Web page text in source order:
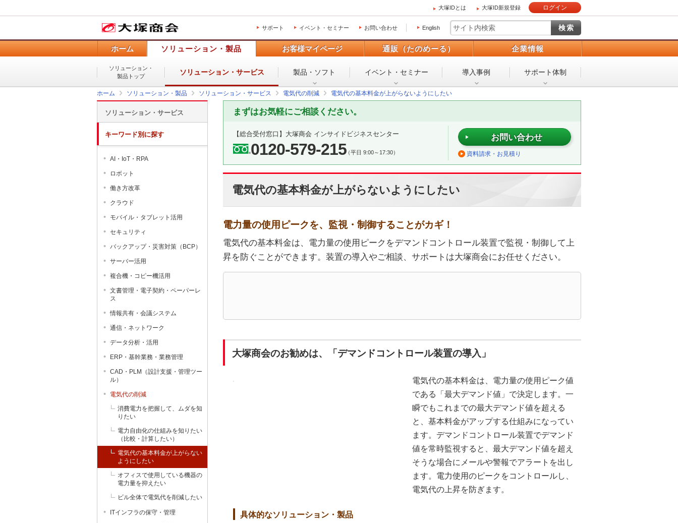
大塚IDとは 大塚ID新規登録 ログイン
サポート イベント・セミナー お問い合わせ English
ホーム ソリューション・製品 お客様マイページ 通販（たのめーる） 企業情報
ソリューション・
製品トップ
ソリューション・ サービス 製品・ソフト イベント・ セミナー 導入事例 サポート体制
ホーム ソリューション・製品 ソリューション・サービス 電気代の削減 電気代の基本料金が上がらないようにしたい
まずはお気軽にご相談ください。
【総合受付窓口】 大塚商会 インサイドビジネスセンター
0120-579-215（平日 9:00～17:30）
お問い合わせ
資料請求・お見積り
電気代の基本料金が上がらないようにしたい
電力量の使用ピークを、監視・制御することがカギ！
電気代の基本料金は、電力量の使用ピークをデマンドコントロール装置で監視・制御して上
昇を防ぐことができます。装置の導入やご相談、サポートは大塚商会にお任せください。
大塚商会のお勧めは、「デマンドコントロール装置の導入」
電気代の基本料金は、電力量の使用ピーク値
である「最大デマンド値」で決定します。一
瞬でもこれまでの最大デマンド値を超える
と、基本料金がアップする仕組みになってい
ます。デマンドコントロール装置でデマンド
値を常時監視すると、最大デマンド値を超え
そうな場合にメールや警報でアラートを出し
ます。電力使用のピークをコントロールし、
電気代の上昇を防ぎます。
具体的なソリューション・製品
ソリューション・サービス
キーワード別に探す
AI・IoT・RPA
ロボット
働き方改革
クラウド
モバイル・タブレット活用
セキュリティ
バックアップ・災害対策（BCP）
サーバー活用
複合機・コピー機活用
文書管理・電子契約・ペーパーレ
ス
情報共有・会議システム
通信・ネットワーク
データ分析・活用
ERP・基幹業務・業務管理
CAD・PLM（設計支援・管理ツー
ル）
電気代の削減
消費電力を把握して、ムダを知
りたい
電力自由化の仕組みを知りたい
（比較・計算したい）
電気代の基本料金が上がらない
ようにしたい
オフィスで使用している機器の
電力量を抑えたい
ビル全体で電気代を削減したい
ITインフラの保守・管理